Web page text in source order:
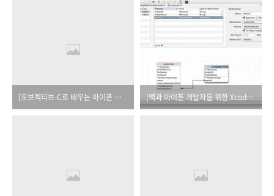
[오브젝티브-C로 배우는 아이폰 게임 개발]_오탈자 [맥과 아이폰 개발자를 위한 Xcode]_오탈자